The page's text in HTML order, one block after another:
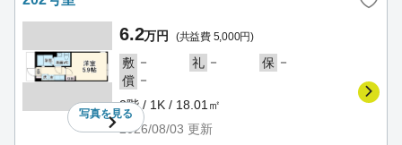
写真を見る
6.2万円 (共益費 5,000円)
敷 － 礼 － 保 －
償 －
2階 / 1K / 18.01㎡
2026/08/03 更新